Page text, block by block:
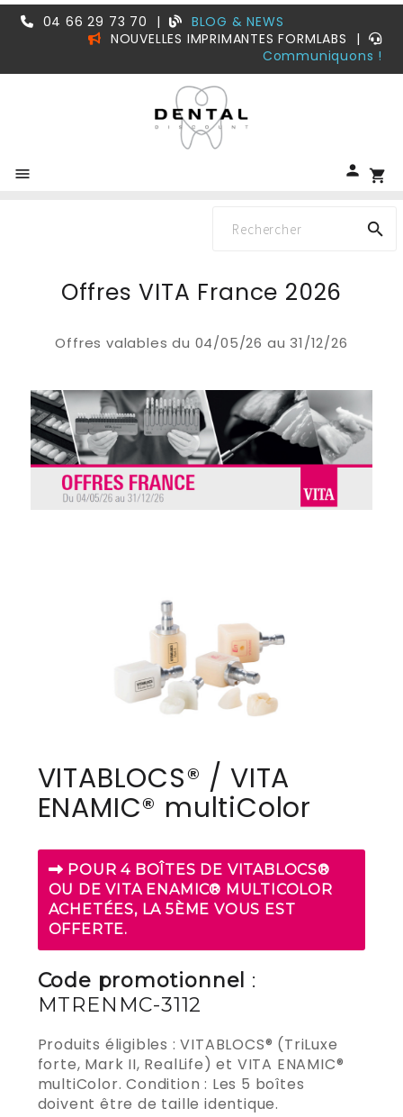
04 66 29 73 70 |
BLOG & NEWS
NOUVELLES IMPRIMANTES FORMLABS
|
Communiquons !
shopping_cart
 

Offres VITA France 2026
Offres valables du 04/05/26 au 31/12/26
VITABLOCS® / VITA
ENAMIC® multiColor
POUR 4 BOÎTES DE VITABLOCS®
OU DE VITA ENAMIC® MULTICOLOR
ACHETÉES, LA 5ÈME VOUS EST
OFFERTE.
Code promotionnel :
MTRENMC-3112
Produits éligibles : VITABLOCS® (TriLuxe
forte, Mark II, RealLife) et VITA ENAMIC®
multiColor. Condition : Les 5 boîtes
doivent être de taille identique.